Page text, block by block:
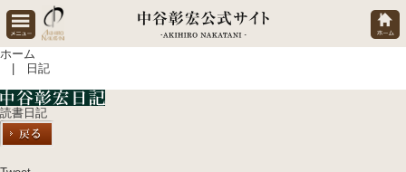
ホーム
| 日記
読書日記